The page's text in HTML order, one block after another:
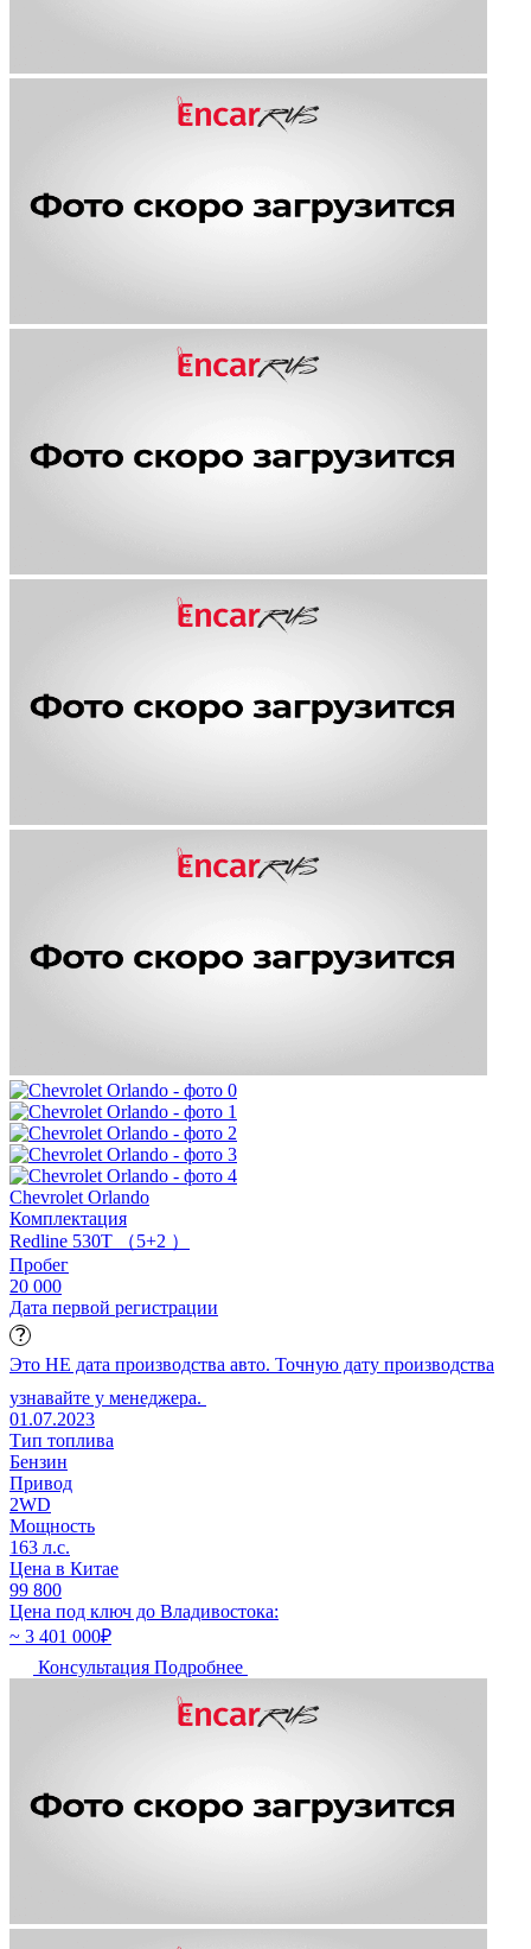
Chevrolet Orlando
Комплектация
Redline 530T （5+2 ）
Пробег
20 000
Дата первой регистрации
Это НЕ дата производства авто. Точную дату производства
узнавайте у менеджера.
01.07.2023
Тип топлива
Бензин
Привод
2WD
Мощность
163 л.с.
Цена в Китае
99 800
Цена под ключ до Владивостока:
~ 3 401 000₽
Консультация Подробнее